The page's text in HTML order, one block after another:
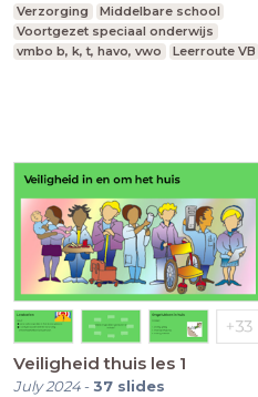
Verzorging
Middelbare school
Voortgezet speciaal onderwijs
vmbo b, k, t, havo, vwo
Leerroute VB
Veiligheid thuis les 1
July 2024-37 slides